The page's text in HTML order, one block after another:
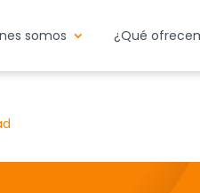
somos ¿Qué